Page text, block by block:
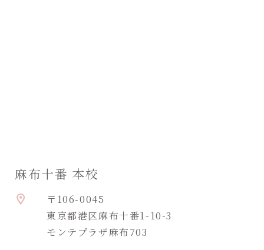
麻布十番 本校
〒106-0045
東京都港区麻布十番1-10-3
モンテプラザ麻布703